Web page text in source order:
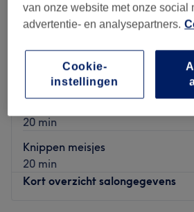
Liza Hair Salon - Natylim BV
209 reviews
Bredabaan, Antwerpen
Laat
20 min
Knippen meisjes
20 min
Kort overzicht salongegevens
van onze website met onze social
advertentie- en analysepartners.
Cookie-
instellingen